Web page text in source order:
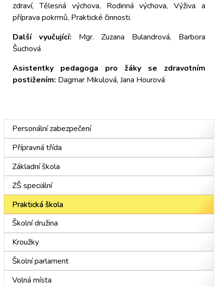
zdraví, Tělesná výchova, Rodinná výchova, Výživa a
příprava pokrmů, Praktické činnosti.
Další vyučující:
Mgr. Zuzana Bulandrová, Barbora
Šuchová
Asistentky pedagoga pro žáky se zdravotním
postižením: Dagmar Mikulová, Jana Hourová
Personální zabezpečení
Přípravná třída
Základní škola
ZŠ speciální
Praktická škola
Školní družina
Kroužky
Školní parlament
Volná místa